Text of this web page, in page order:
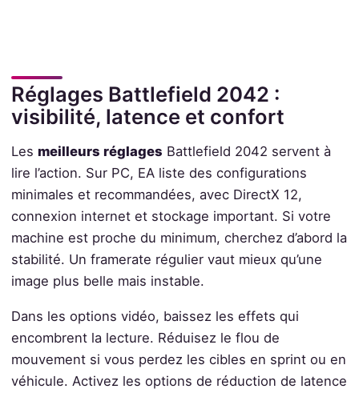
Réglages Battlefield 2042 :
visibilité, latence et confort
Les meilleurs réglages Battlefield 2042 servent à
lire l’action. Sur PC, EA liste des configurations
minimales et recommandées, avec DirectX 12,
connexion internet et stockage important. Si votre
machine est proche du minimum, cherchez d’abord la
stabilité. Un framerate régulier vaut mieux qu’une
image plus belle mais instable.
Dans les options vidéo, baissez les effets qui
encombrent la lecture. Réduisez le flou de
mouvement si vous perdez les cibles en sprint ou en
véhicule. Activez les options de réduction de latence